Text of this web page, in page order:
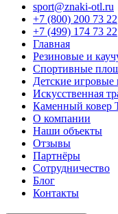
sport@znaki-otl.ru
+7 (800) 200 73 22
+7 (499) 174 73 22
Главная
Резиновые и
Спортивные
Детские
Искусственная
Каменный ковер
О компании
Наши объекты
Отзывы
Партнёры
Сотрудничество
Блог
Контакты